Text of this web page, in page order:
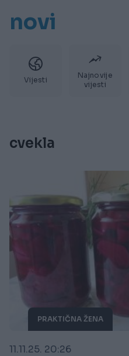
novi
Vijesti
Najnovije
vijesti
cvekla
PRAKTIČNA ŽENA
11.11.25. 20:26